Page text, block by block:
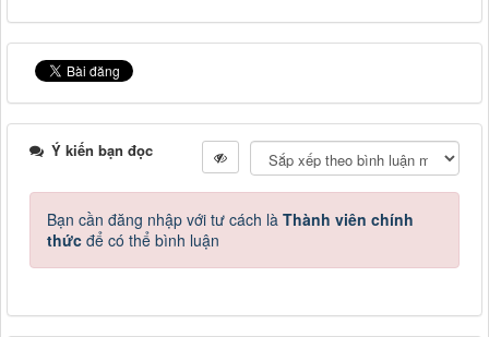
Ý kiến bạn đọc
Bạn cần đăng nhập với tư cách là Thành viên chính
thức để có thể bình luận